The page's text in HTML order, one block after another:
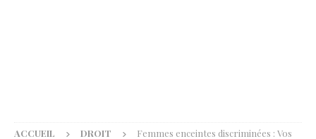
ACCUEIL DROIT
Femmes enceintes discriminées : Vos